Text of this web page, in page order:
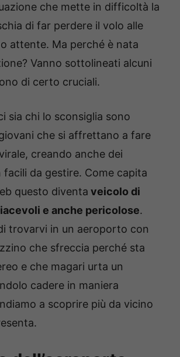
che mette in difficoltà la
di far perdere il volo alle
attente. Ma perché è nata
Vanno sottolineati alcuni
di certo cruciali.
sia chi lo sconsiglia sono
che si affrettano a fare
creando anche dei
facili da gestire. Come capita
questo diventa veicolo di
e anche pericolose.
trovarvi in un aeroporto con
che sfreccia perché sta
e che magari urta un
cadere in maniera
a scoprire più da vicino